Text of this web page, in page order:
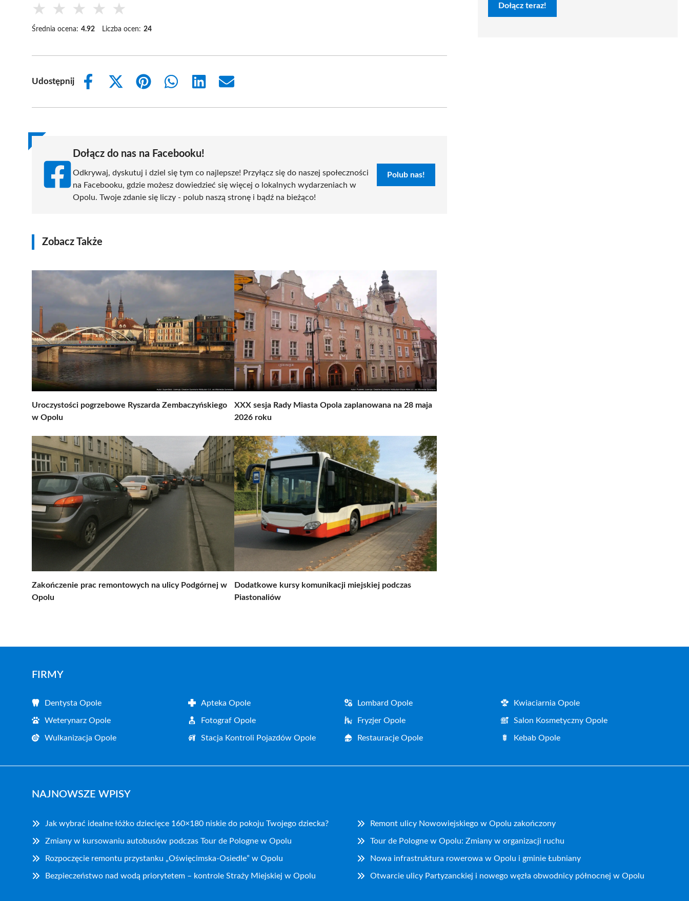
★ ★ ★ ★ ★
Średnia ocena: 4.92 Liczba ocen: 24
Udostępnij
Share
Share
(Twitter)
Share
Share
Share
Share
Dołącz do nas na Facebooku!
Odkrywaj, dyskutuj i dziel się tym co najlepsze! Przyłącz się do naszej społeczności
na Facebooku, gdzie możesz dowiedzieć się więcej o lokalnych wydarzeniach w
Opolu. Twoje zdanie się liczy - polub naszą stronę i bądź na bieżąco!
Polub nas!
Zobacz Także
Uroczystości pogrzebowe Ryszarda Zembaczyńskiego
w Opolu
XXX sesja Rady Miasta Opola zaplanowana na 28 maja
2026 roku
Zakończenie prac remontowych na ulicy Podgórnej w
Opolu
Dodatkowe kursy komunikacji miejskiej podczas
Piastonaliów
Dołącz teraz!
FIRMY
Dentysta Opole Apteka Opole Lombard Opole Kwiaciarnia Opole
Weterynarz Opole Fotograf Opole Fryzjer Opole Salon Kosmetyczny Opole
Wulkanizacja Opole Stacja Kontroli Pojazdów Opole Restauracje Opole Kebab Opole
NAJNOWSZE WPISY
Jak wybrać idealne łóżko dziecięce 160×180 niskie do pokoju Twojego dziecka? Remont ulicy Nowowiejskiego w Opolu zakończony
Zmiany w kursowaniu autobusów podczas Tour de Pologne w Opolu Tour de Pologne w Opolu: Zmiany w organizacji ruchu
Rozpoczęcie remontu przystanku „Oświęcimska-Osiedle” w Opolu Nowa infrastruktura rowerowa w Opolu i gminie Łubniany
Bezpieczeństwo nad wodą priorytetem – kontrole Straży Miejskiej w Opolu Otwarcie ulicy Partyzanckiej i nowego węzła obwodnicy północnej w Opolu